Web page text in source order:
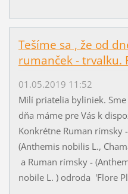
Tešíme sa , že od
rumanček - trvalku.
01.05.2019 11:52
Milí priatelia byliniek.
dňa máme pre Vás k
Konkrétne Ruman rímsky
(Anthemis nobilis L.,
a Ruman rímsky -
nobile L. ) odroda 'Flore